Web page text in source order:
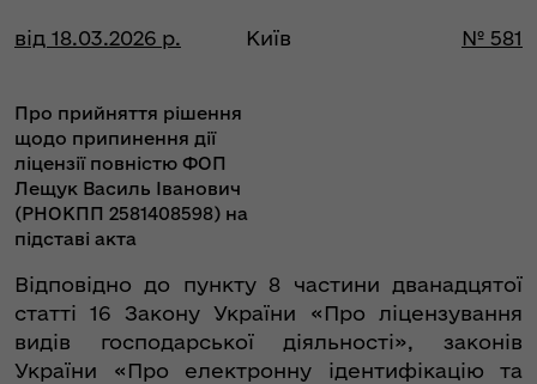
від 18.03.2026 р. Київ № 581
Про прийняття рішення
щодо припинення дії
ліцензії повністю ФОП
Лещук Василь Іванович
(РНОКПП 2581408598) на
підставі акта
Відповідно до пункту 8 частини дванадцятої
статті 16 Закону України «Про ліцензування
видів господарської діяльності», законів
України «Про електронну ідентифікацію та